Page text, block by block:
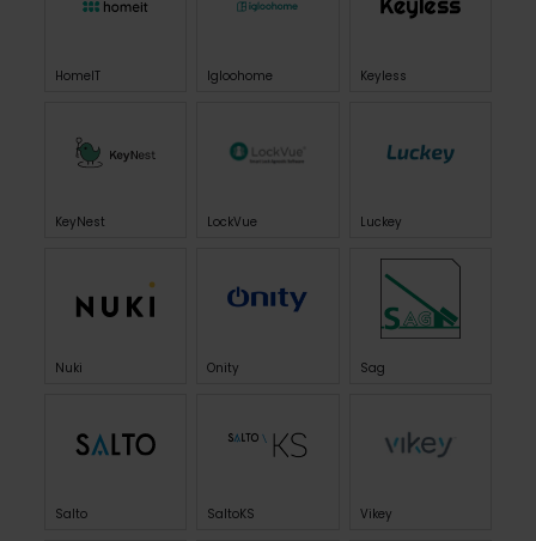
HomeIT Igloohome Keyless
KeyNest LockVue Luckey
Nuki Onity Sag
Salto SaltoKS Vikey